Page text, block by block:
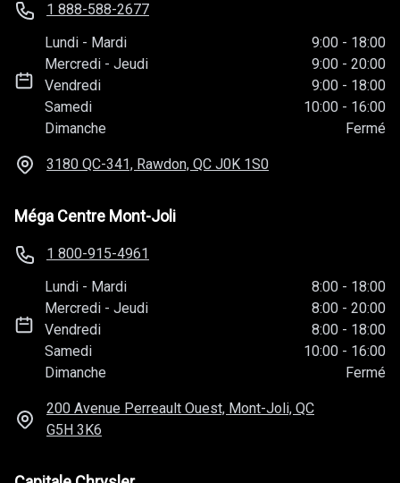
1 888-588-2677
Lundi - Mardi 9:00 - 18:00
Mercredi -Jeudi 9:00 - 20:00
Vendredi
9:00 - 18:00
Samedi
10:00 - 16:00
Dimanche
Fermé
3180 QC-341, Rawdon, QC J0K 1S0
Méga Centre Mont-Joli
1 800-915-4961
Lundi - Mardi 8:00 - 18:00
Mercredi -Jeudi 8:00 - 20:00
Vendredi
8:00 - 18:00
Samedi
10:00 - 16:00
Dimanche
Fermé
200 Avenue Perreault Ouest, Mont-Joli, QC
G5H 3K6